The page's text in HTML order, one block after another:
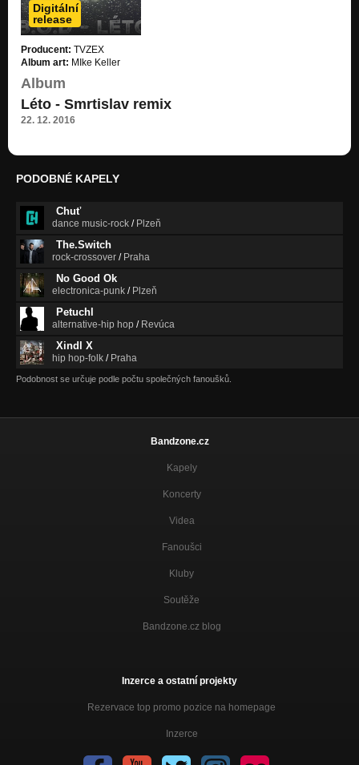
Digitální
release
Producent: TVZEX
Album art: MIke Keller
Album
Léto - Smrtislav remix
22. 12. 2016
PODOBNÉ KAPELY
Chuť
dance music-rock / Plzeň
The.Switch
rock-crossover / Praha
No Good Ok
electronica-punk / Plzeň
Petuchl
alternative-hip hop / Revúca
Xindl X
hip hop-folk / Praha
Podobnost se určuje podle počtu společných fanoušků.
Bandzone.cz
Kapely
Koncerty
Videa
Fanoušci
Kluby
Soutěže
Bandzone.cz blog
Inzerce a ostatní projekty
Rezervace top promo pozice na homepage
Inzerce